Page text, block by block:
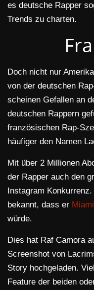
es deutsche Rapper
Trends zu charten.
Doch nicht nur
von der deutschen
scheinen Gefallen an
deutschen Rappern
französischen Rap-
häufiger den Namen
Mit über 2 Millionen
der Rapper auch den
Instagram
bekannt, dass er
würde.
Dies hat Raf Camora
Screenshot von
Story hochgeladen.
Feature der beiden